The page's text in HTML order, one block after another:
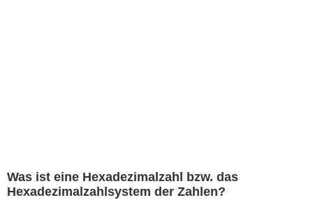
Was ist eine Hexadezimalzahl bzw. das
Hexadezimalzahlsystem der Zahlen?